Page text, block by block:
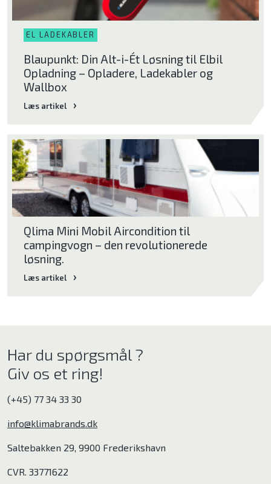
Bliv klog på god luft
Om Klimabrands
Kontakt
Varmepumpeguide
EL LADEKABLER
Blaupunkt: Din Alt-i-Ét Løsning til Elbil
Opladning – Opladere, Ladekabler og
Wallbox
Læs artikel
Qlima Mini Mobil Aircondition til
campingvogn – den revolutionerede
løsning.
Læs artikel
Har du spørgsmål ?
Giv os et ring!
(+45) 77 34 33 30
info@klimabrands.dk
Saltebakken 29, 9900 Frederikshavn
CVR. 33771622